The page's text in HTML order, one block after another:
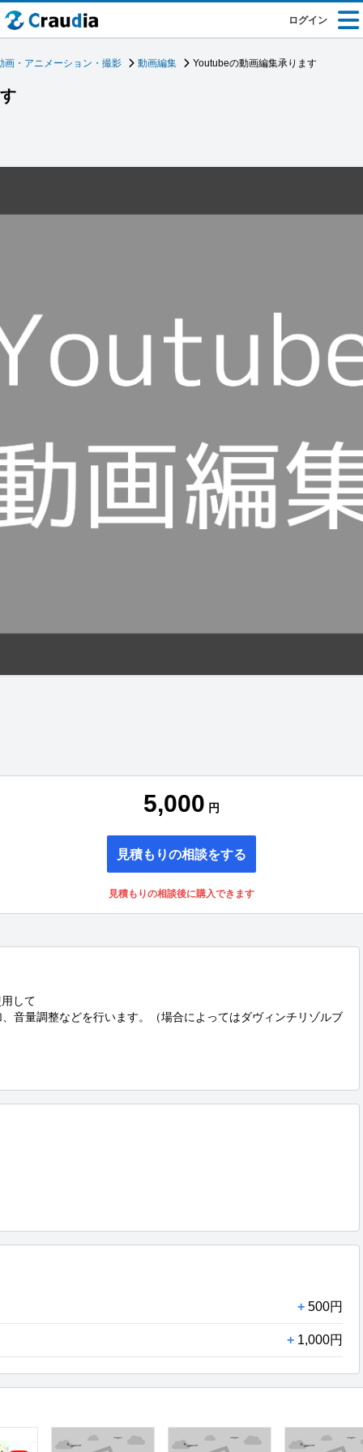
ログイン
画・アニメーション・撮影 動画編集 Youtubeの動画編集承ります
5,000 円
見積もりの相談をする
見積もりの相談後に購入できます
して
音量調整などを行います。（場合によってはダヴィンチリゾルブ
+ 500円
+ 1,000円